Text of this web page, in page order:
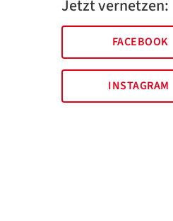
Jetzt vernetzen:
FACEBOOK
INSTAGRAM